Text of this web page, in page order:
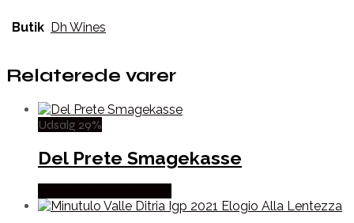
Butik Dh Wines
Relaterede varer
Udsalg 29%
Del Prete Smagekasse